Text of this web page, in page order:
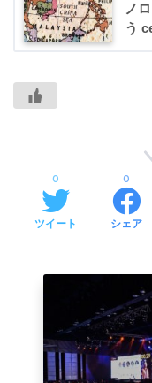
ノ
う
ツイート
0
シェア
0